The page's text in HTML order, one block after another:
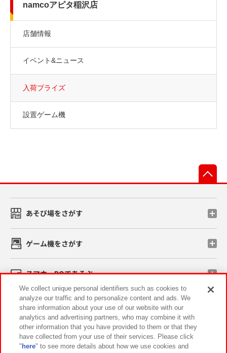
namcoアピタ稲沢店
店舗情報
イベント&ニュース
入荷プライズ
設置ゲーム機
あそび場をさがす
ゲーム機をさがす
スマホ・PCであそぶ
イベント・キャンペーン
We collect unique personal identifiers such as cookies to
analyze our traffic and to personalize content and ads. We
share information about your use of our website with our
analytics and advertising partners, who may combine it with
other information that you have provided to them or that they
have collected from your use of their services. Please click
" here" to see more details about how we use cookies and